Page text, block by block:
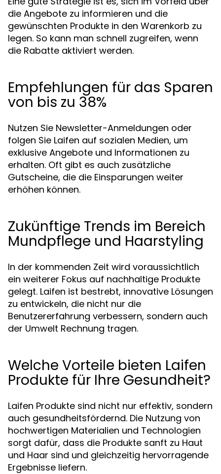
die Angebote zu informieren und die
gewünschten Produkte in den Warenkorb zu
legen. So kann man schnell zugreifen, wenn
die Rabatte aktiviert werden.
Empfehlungen für das Sparen
von bis zu 38%
Nutzen Sie Newsletter-Anmeldungen oder
folgen Sie Laifen auf sozialen Medien, um
exklusive Angebote und Informationen zu
erhalten. Oft gibt es auch zusätzliche
Gutscheine, die die Einsparungen weiter
erhöhen können.
Zukünftige Trends im Bereich
Mundpflege und Haarstyling
In der kommenden Zeit wird voraussichtlich
ein weiterer Fokus auf nachhaltige Produkte
gelegt. Laifen ist bestrebt, innovative Lösungen
zu entwickeln, die nicht nur die
Benutzererfahrung verbessern, sondern auch
der Umwelt Rechnung tragen.
Welche Vorteile bieten Laifen
Produkte für Ihre Gesundheit?
Laifen Produkte sind nicht nur effektiv, sondern
auch gesundheitsfördernd. Die Nutzung von
hochwertigen Materialien und Technologien
sorgt dafür, dass die Produkte sanft zu Haut
und Haar sind und gleichzeitig hervorragende
Ergebnisse liefern.